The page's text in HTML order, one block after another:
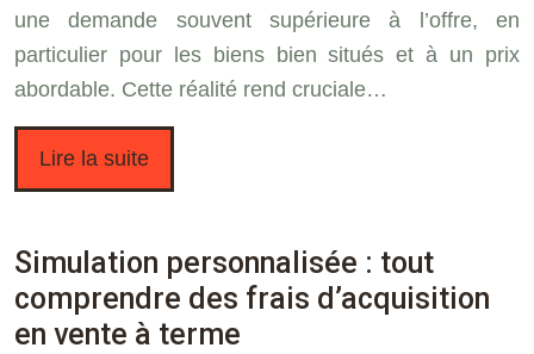
une demande souvent supérieure à l’offre, en
particulier pour les biens bien situés et à un prix
abordable. Cette réalité rend cruciale…
Lire la suite
Simulation personnalisée : tout
comprendre des frais d’acquisition
en vente à terme